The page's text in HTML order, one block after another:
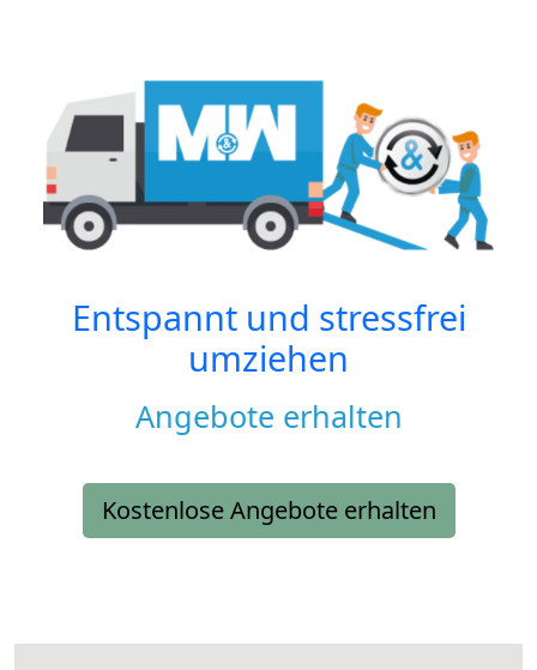
Entspannt und stressfrei
umziehen
Angebote erhalten
Kostenlose Angebote erhalten